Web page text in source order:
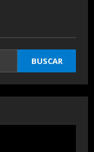
BUSCAR